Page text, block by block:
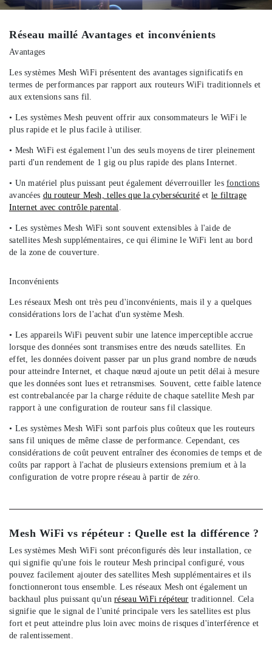
Réseau maillé Avantages et inconvénients
Avantages
Les systèmes Mesh WiFi présentent des avantages significatifs en
termes de performances par rapport aux routeurs WiFi traditionnels et
aux extensions sans fil.
• Les systèmes Mesh peuvent offrir aux consommateurs le WiFi le
plus rapide et le plus facile à utiliser.
• Mesh WiFi est également l'un des seuls moyens de tirer pleinement
parti d'un rendement de 1 gig ou plus rapide des plans Internet.
• Un matériel plus puissant peut également déverrouiller lesfonctions
avancées du routeur Mesh, telles que la cybersécuritéet le filtrage
Internet avec contrôle parental.
• Les systèmes Mesh WiFi sont souvent extensibles à l'aide de
satellites Mesh supplémentaires, ce qui élimine le WiFi lent au bord
de la zone de couverture.
Inconvénients
Les réseaux Mesh ont très peu d'inconvénients, mais il y a quelques
considérations lors de l'achat d'un système Mesh.
• Les appareils WiFi peuvent subir une latence imperceptible accrue
lorsque des données sont transmises entre des nœuds satellites. En
effet, les données doivent passer par un plus grand nombre de nœuds
pour atteindre Internet, et chaque nœud ajoute un petit délai à mesure
que les données sont lues et retransmises. Souvent, cette faible latence
est contrebalancée par la charge réduite de chaque satellite Mesh par
rapport à une configuration de routeur sans fil classique.
• Les systèmes Mesh WiFi sont parfois plus coûteux que les routeurs
sans fil uniques de même classe de performance. Cependant, ces
considérations de coût peuvent entraîner des économies de temps et de
coûts par rapport à l'achat de plusieurs extensions premium et à la
configuration de votre propre réseau à partir de zéro.
Mesh WiFi vs répéteur : Quelle est la différence ?
Les systèmes Mesh WiFi sont préconfigurés dès leur installation, ce
qui signifie qu'une fois le routeur Mesh principal configuré, vous
pouvez facilement ajouter des satellites Mesh supplémentaires et ils
fonctionneront tous ensemble. Les réseaux Mesh ont également un
backhaul plus puissant qu'unréseau WiFi répéteur traditionnel. Cela
signifie que le signal de l'unité principale vers les satellites est plus
fort et peut atteindre plus loin avec moins de risques d'interférence et
de ralentissement.